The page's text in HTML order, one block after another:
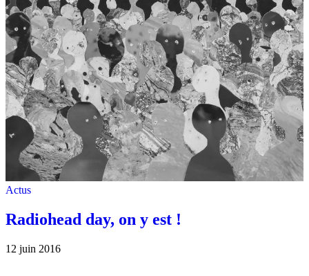
Actus
Radiohead day, on y est !
12 juin 2016